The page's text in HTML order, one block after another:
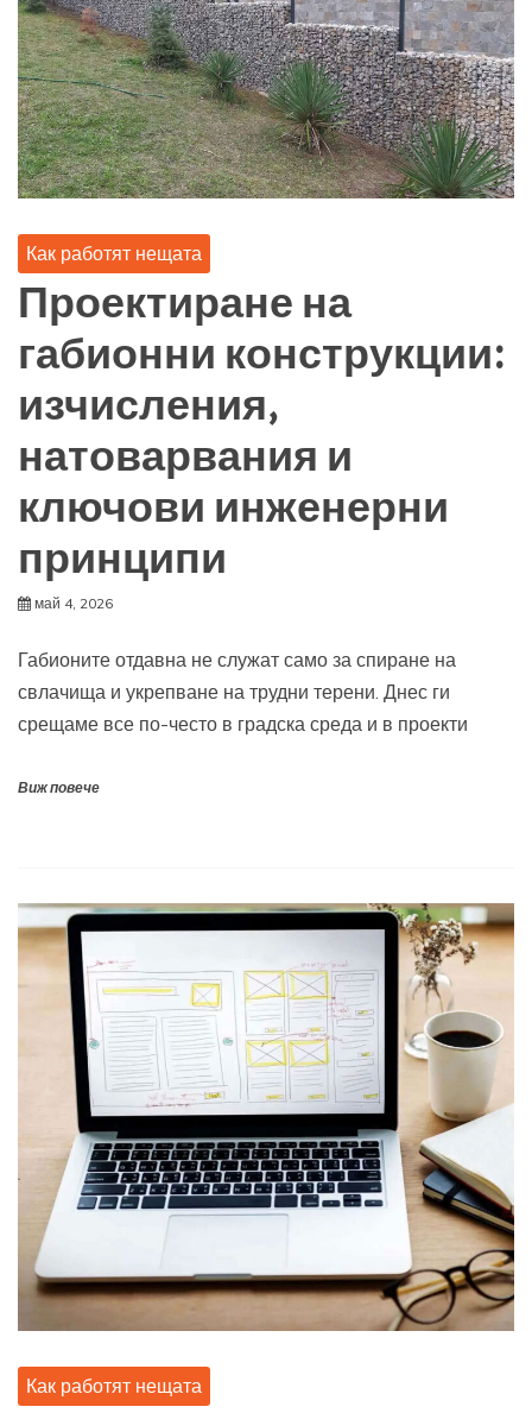
Как работят нещата
Проектиране на
габионни конструкции:
изчисления,
натоварвания и
ключови инженерни
принципи
май 4, 2026
Габионите отдавна не служат само за спиране на
свлачища и укрепване на трудни терени. Днес ги
срещаме все по-често в градска среда и в проекти
Виж повече
Как работят нещата